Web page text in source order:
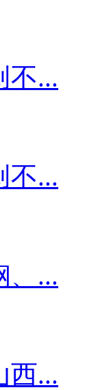
不...
不...
、...
西...